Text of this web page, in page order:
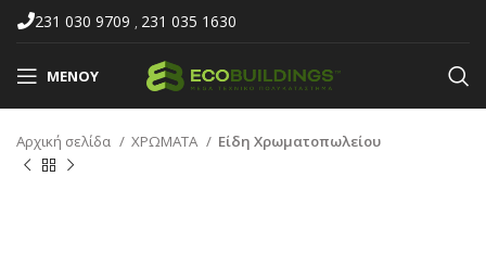
231 030 9709 , 231 035 1630
ΜΕΝΟΎ
Αρχική σελίδα ΧΡΩΜΑΤΑ Είδη Χρωματοπωλείου